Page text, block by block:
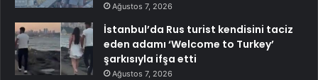
Ağustos 7, 2026
İstanbul’da Rus turist kendisini taciz
eden adamı ‘Welcome to Turkey’
şarkısıyla ifşa etti
Ağustos 7, 2026